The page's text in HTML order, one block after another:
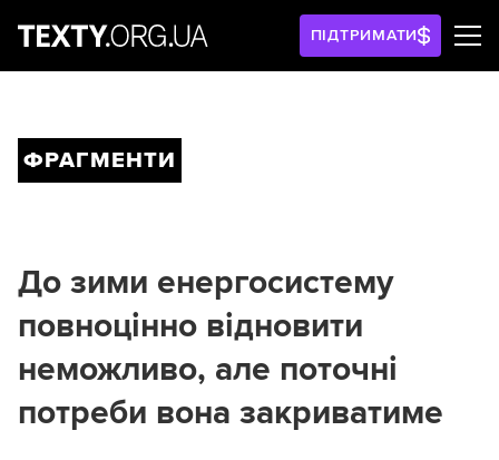
ПІДТРИМАТИ
ФРАГМЕНТИ
До зими енергосистему
повноцінно відновити
неможливо, але поточні
потреби вона закриватиме